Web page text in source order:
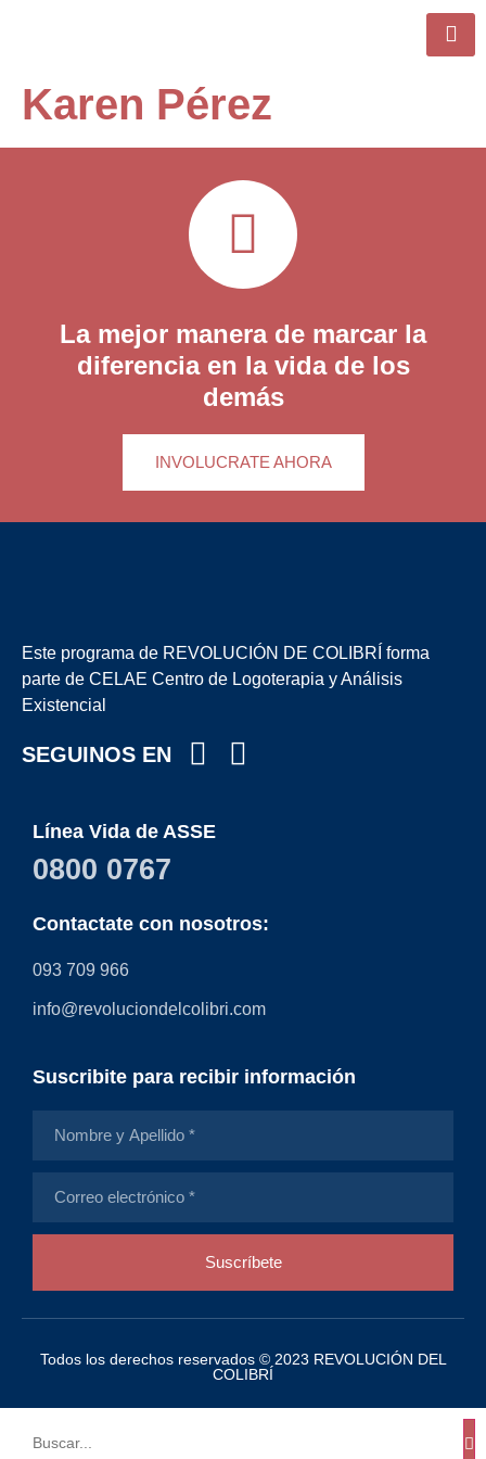
Karen Pérez
La mejor manera de marcar la
diferencia en la vida de los
demás
INVOLUCRATE AHORA
Este programa de REVOLUCIÓN DE COLIBRÍ forma
parte de CELAE Centro de Logoterapia y Análisis
Existencial
SEGUINOS EN
Línea Vida de ASSE
0800 0767
Contactate con nosotros:
093 709 966
info@revoluciondelcolibri.com
Suscribite para recibir información
Suscríbete
Todos los derechos reservados © 2023 REVOLUCIÓN DEL
COLIBRÍ